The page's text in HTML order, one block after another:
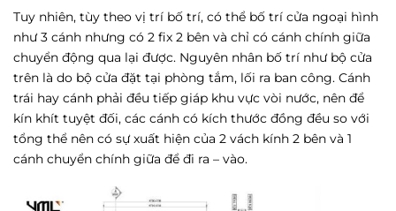
Tuy nhiên, tùy theo vị trí bố trí, có thể bố trí cửa ngoại hình
như 3 cánh nhưng có 2 fix 2 bên và chỉ có cánh chính giữa
chuyển động qua lại được. Nguyên nhân bố trí như bộ cửa
trên là do bộ cửa đặt tại phòng tắm, lối ra ban công. Cánh
trái hay cánh phải đều tiếp giáp khu vực vòi nước, nên để
kín khít tuyệt đối, các cánh có kích thước đồng đều so với
tổng thể nên có sự xuất hiện của 2 vách kính 2 bên và 1
cánh chuyển chính giữa để đi ra – vào.